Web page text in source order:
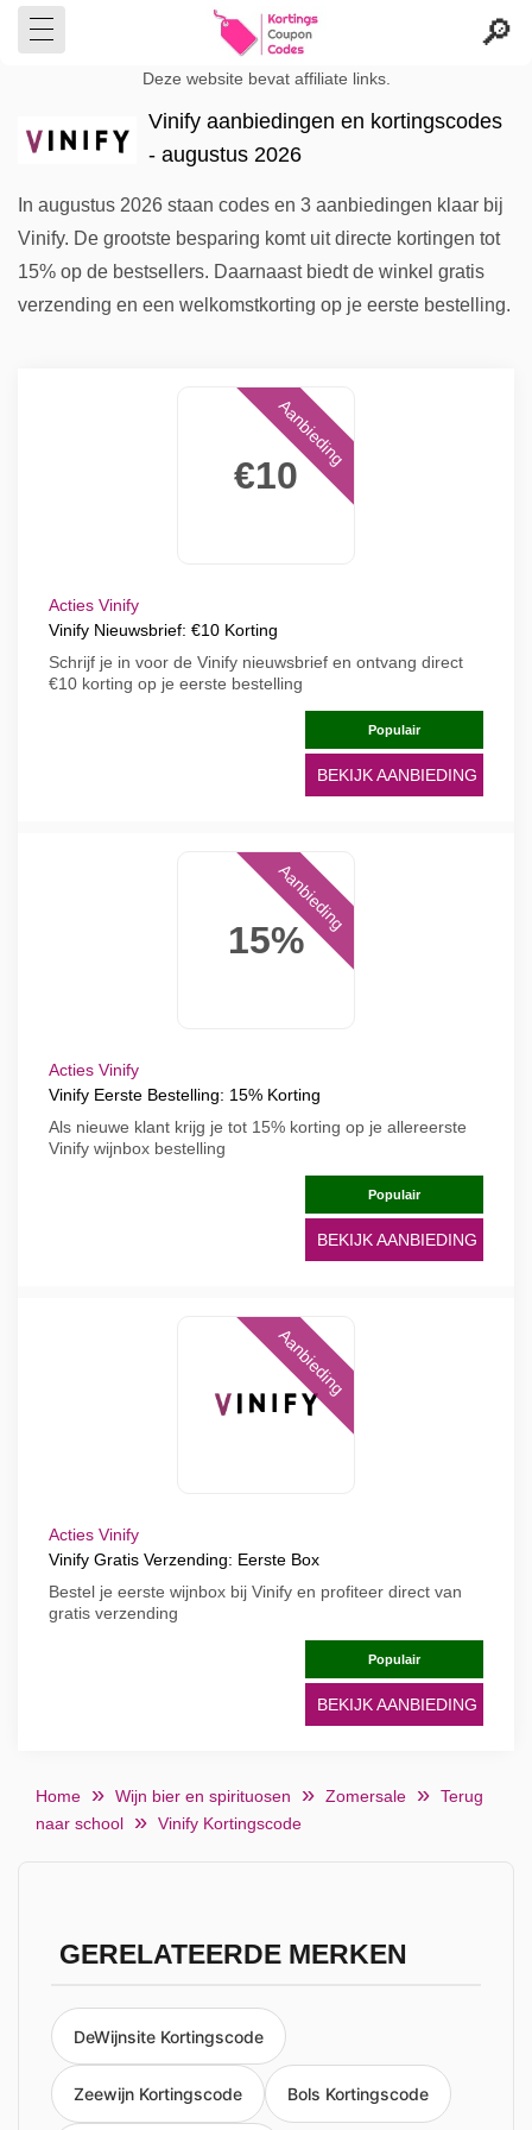
Deze website bevat affiliate links.
Vinify aanbiedingen en kortingscodes
- augustus 2026
In augustus 2026 staan codes en 3 aanbiedingen klaar bij
Vinify. De grootste besparing komt uit directe kortingen tot
15% op de bestsellers. Daarnaast biedt de winkel gratis
verzending en een welkomstkorting op je eerste bestelling.
€10
Aanbieding
Acties Vinify
Vinify Nieuwsbrief: €10 Korting
Schrijf je in voor de Vinify nieuwsbrief en ontvang direct
€10 korting op je eerste bestelling
Populair
BEKIJK AANBIEDING
15%
Aanbieding
Acties Vinify
Vinify Eerste Bestelling: 15% Korting
Als nieuwe klant krijg je tot 15% korting op je allereerste
Vinify wijnbox bestelling
Populair
BEKIJK AANBIEDING
Aanbieding
Acties Vinify
Vinify Gratis Verzending: Eerste Box
Bestel je eerste wijnbox bij Vinify en profiteer direct van
gratis verzending
Populair
BEKIJK AANBIEDING
Home Wijn bier en spirituosen Zomersale
Terug
naar school
Vinify Kortingscode
GERELATEERDE MERKEN
DeWijnsite Kortingscode
Zeewijn Kortingscode Bols Kortingscode